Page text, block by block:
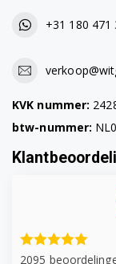
DFN1535
DFN1535S
DFN16210B
DFN16210S
DFN16210W
DFN16310S
DFN2420
+31 180 471
KVK nummer:
btw-nummer:
2095